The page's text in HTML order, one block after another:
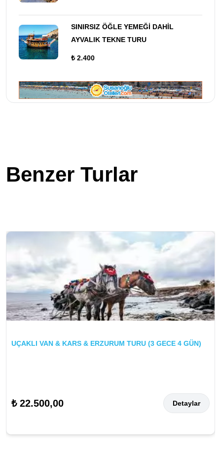
SINIRSIZ ÖĞLE YEMEĞİ DAHİL
AYVALIK TEKNE TURU
₺ 2.400
Benzer Turlar
UÇAKLI VAN & KARS & ERZURUM TURU (3 GECE 4 GÜN)
₺ 22.500,00 Detaylar